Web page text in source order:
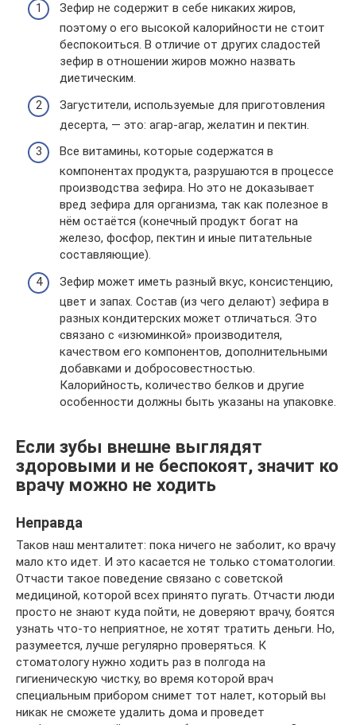
Зефир не содержит в себе никаких жиров,
поэтому о его высокой калорийности не стоит
беспокоиться. В отличие от других сладостей
зефир в отношении жиров можно назвать
диетическим.
Загустители, используемые для приготовления
десерта, — это: агар-агар, желатин и пектин.
Все витамины, которые содержатся в
компонентах продукта, разрушаются в процессе
производства зефира. Но это не доказывает
вред зефира для организма, так как полезное в
нём остаётся (конечный продукт богат на
железо, фосфор, пектин и иные питательные
составляющие).
Зефир может иметь разный вкус, консистенцию,
цвет и запах. Состав (из чего делают) зефира в
разных кондитерских может отличаться. Это
связано с «изюминкой» производителя,
качеством его компонентов, дополнительными
добавками и добросовестностью.
Калорийность, количество белков и другие
особенности должны быть указаны на упаковке.
Если зубы внешне выглядят
здоровыми и не беспокоят, значит ко
врачу можно не ходить
Неправда
Таков наш менталитет: пока ничего не заболит, ко врачу
мало кто идет. И это касается не только стоматологии.
Отчасти такое поведение связано с советской
медициной, которой всех принято пугать. Отчасти люди
просто не знают куда пойти, не доверяют врачу, боятся
узнать что-то неприятное, не хотят тратить деньги. Но,
разумеется, лучше регулярно проверяться. К
стоматологу нужно ходить раз в полгода на
гигиеническую чистку, во время которой врач
специальным прибором снимет тот налет, который вы
никак не сможете удалить дома и проведет